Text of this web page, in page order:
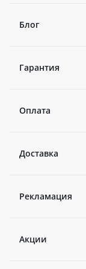
Блог
Гарантия
Оплата
Доставка
Рекламация
Акции